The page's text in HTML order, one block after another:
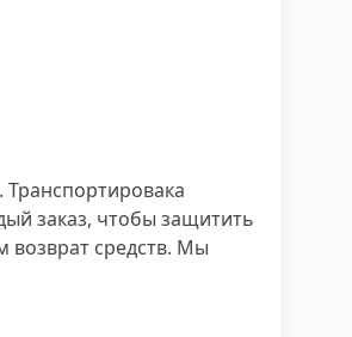
заказ, чтобы защитить
возврат средств. Мы